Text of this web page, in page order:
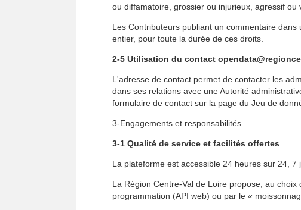
ou diffamatoire, grossier ou injurieux, agressif
Les Contributeurs publiant un commentaire
entier, pour toute la durée de ces droits.
2-5 Utilisation du contact
L'adresse de contact permet de contacter les
dans ses relations avec une Autorité
formulaire de contact sur la page du Jeu de
3-Engagements et responsabilités
3-1 Qualité de service et facilités offertes
La plateforme est accessible 24 heures sur 24,
La Région Centre-Val de Loire propose, au
programmation (API web) ou par le «